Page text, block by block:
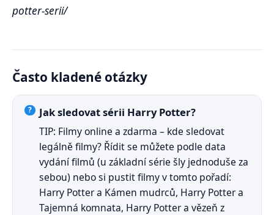
potter-serii/
Často kladené otázky
Jak sledovat sérii Harry Potter?
TIP: Filmy online a zdarma – kde sledovat
legálně filmy? Řídit se můžete podle data
vydání filmů (u základní série šly jednoduše za
sebou) nebo si pustit filmy v tomto pořadí:
Harry Potter a Kámen mudrců, Harry Potter a
Tajemná komnata, Harry Potter a vězeň z